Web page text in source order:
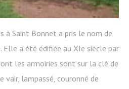
à Saint Bonnet a pris le nom de
Elle a été édifiée au XIe siècle par
les armoiries sont sur la clé de
lampassé, couronné de